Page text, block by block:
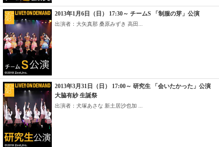
2013年1月6日（日） 17:30～ チームS 「制服の芽」公演
出演者：大矢真那 桑原みずき 高田...
2013年3月31日（日） 17:00～ 研究生 「会いたかった」公演
大脇有紗 生誕祭
出演者：犬塚あさな 新土居沙也加 ...